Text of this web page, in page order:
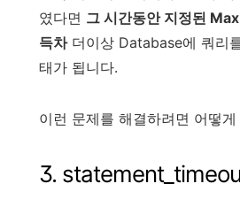
였다면 그 시간동안 지정된
득차더이상 Database에 쿼리
태가 됩니다.
이런 문제를 해결하려면 어떻
3.